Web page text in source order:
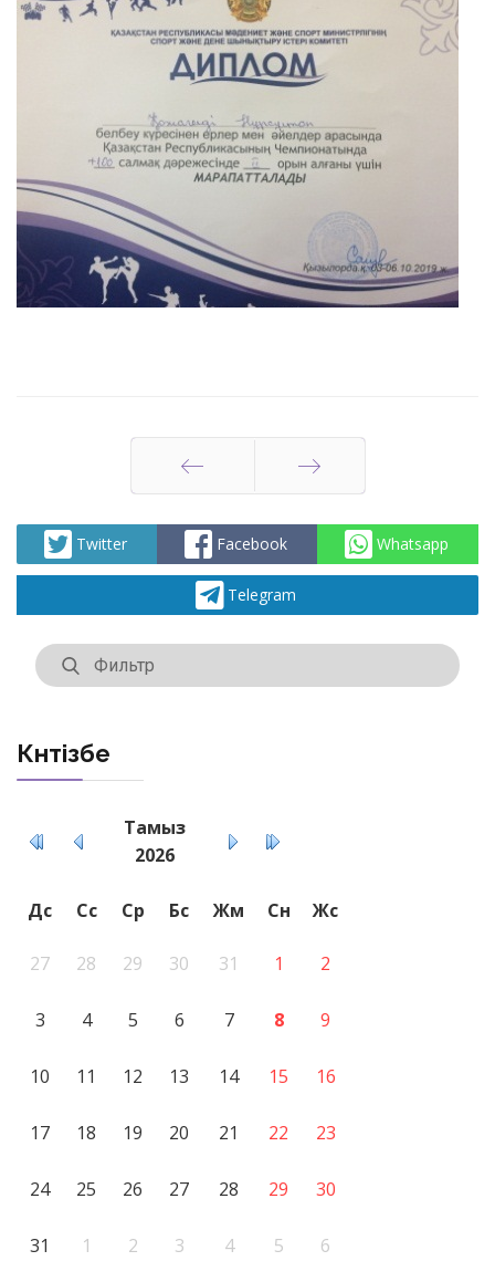
Артқа Алға
Twitter Facebook Whatsapp
Telegram
Күнтізбе
Тамыз
2026
Дс Сс Ср Бс Жм Сн Жс
27 28 29 30 31 1 2
3 4 5 6 7 8 9
10 11 12 13 14 15 16
17 18 19 20 21 22 23
24 25 26 27 28 29 30
31 1 2 3 4 5 6